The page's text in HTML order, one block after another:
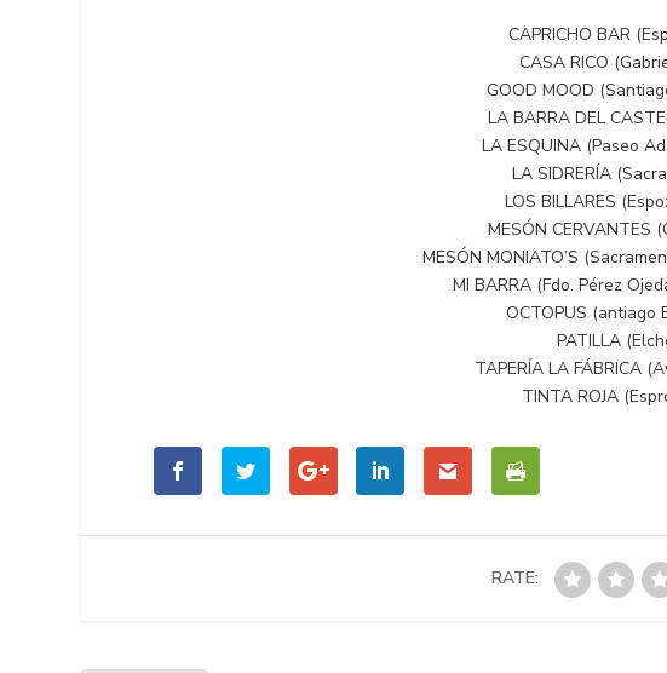
CAPRICHO BAR
CASA RICO
GOOD MOOD
LA BARRA DEL
LA ESQUINA (Paseo
LA SIDRERÍA
LOS BILLARES
MESÓN CERVANTES
MESÓN MONIATO’S
MI BARRA (Fdo. Pérez
OCTOPUS (antiago
PATILLA
TAPERÍA LA FÁBRICA
TINTA ROJA
RATE: